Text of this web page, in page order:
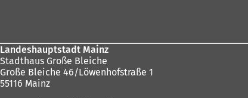
Landeshauptstadt Mainz
Stadthaus Große Bleiche
Große Bleiche 46/Löwenhofstraße 1
55116 Mainz